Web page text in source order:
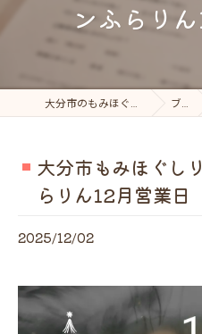
ンふらり
大分市のもみほぐしならふらりん ブログ
大分市もみほぐし
らりん12月営業日
2025/12/02